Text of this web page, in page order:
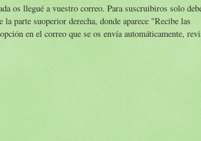
os llegué a vuestro correo. Para suscruibiros solo
parte suoperior derecha, donde aparece "Recibe las
en el correo que se os envía automáticamente,